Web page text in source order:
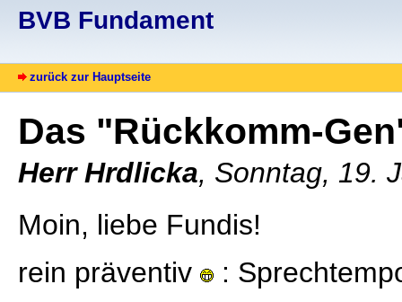
BVB Fundament
zurück zur Hauptseite
Das "Rückkomm-
Herr Hrdlicka, Sonntag, 19.
Moin, liebe Fundis!
rein präventiv
: